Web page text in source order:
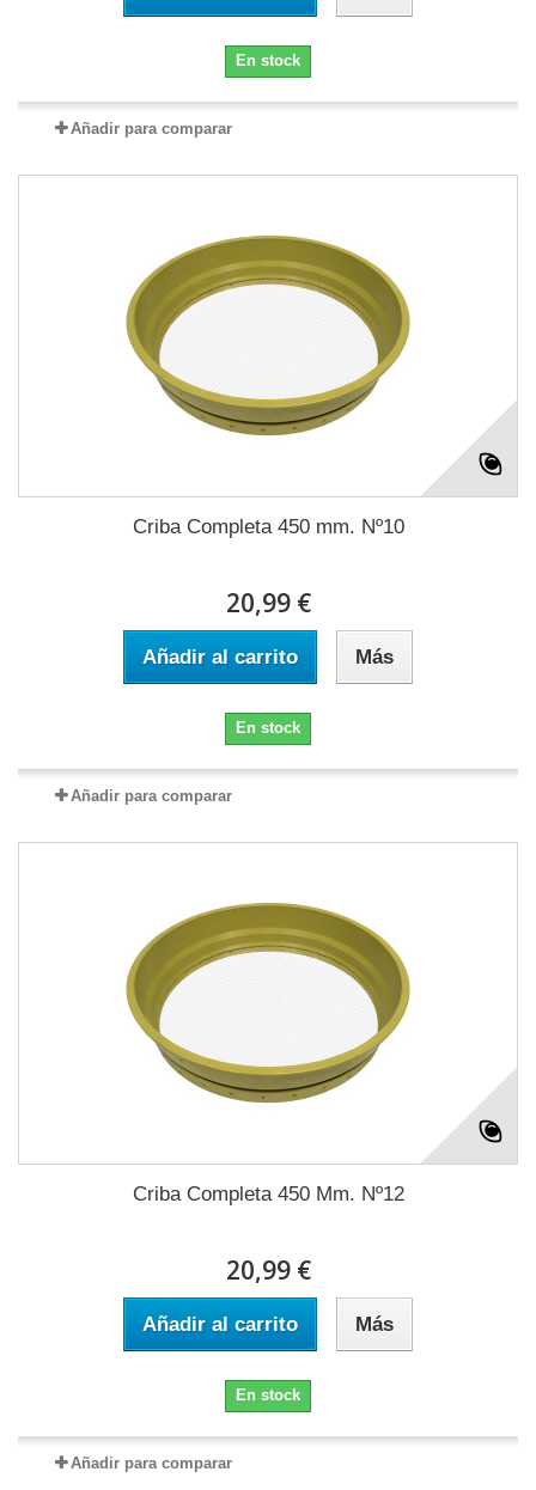
En stock
Añadir para comparar
Criba Completa 450 mm. Nº10
20,99 €
Añadir al carrito Más
En stock
Añadir para comparar
Criba Completa 450 Mm. Nº12
20,99 €
Añadir al carrito Más
En stock
Añadir para comparar